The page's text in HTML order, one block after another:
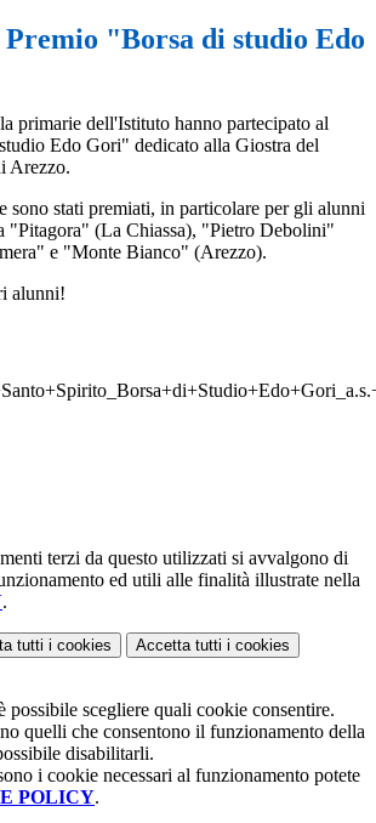
"Borsa di studio Edo
primarie dell'Istituto hanno partecipato al
Edo Gori" dedicato alla Giostra del
Arezzo.
sono stati premiati, in particolare per gli alunni
"Pitagora" (La Chiassa), "Pietro Debolini"
e "Monte Bianco" (Arezzo).
alunni!
terzi da questo utilizzati si avvalgono di
ed utili alle finalità illustrate nella
.
tutti i cookies Accetta tutti i cookies
possibile scegliere quali cookie consentire.
quelli che consentono il funzionamento della
disabilitarli.
i cookie necessari al funzionamento potete
POLICY.